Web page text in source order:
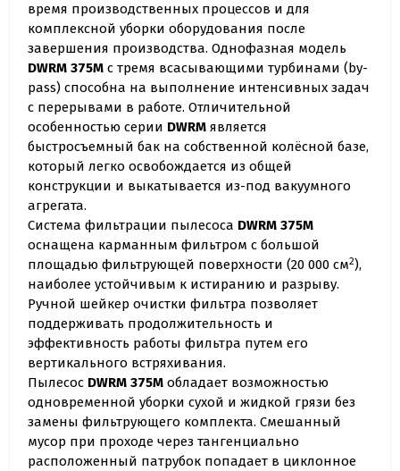
время производственных процессов и для
комплексной уборки оборудования после
завершения производства. Однофазная модель
DWRM 375M с тремя всасывающими турбинами (by-
pass) способна на выполнение интенсивных задач
с перерывами в работе. Отличительной
особенностью серии DWRM является
быстросъемный бак на собственной колёсной базе,
который легко освобождается из общей
конструкции и выкатывается из-под вакуумного
агрегата.
Система фильтрации пылесоса DWRM 375M
оснащена карманным фильтром с большой
площадью фильтрующей поверхности (20 000 см2),
наиболее устойчивым к истиранию и разрыву.
Ручной шейкер очистки фильтра позволяет
поддерживать продолжительность и
эффективность работы фильтра путем его
вертикального встряхивания.
Пылесос DWRM 375M обладает возможностью
одновременной уборки сухой и жидкой грязи без
замены фильтрующего комплекта. Смешанный
мусор при проходе через тангенциально
расположенный патрубок попадает в циклонное